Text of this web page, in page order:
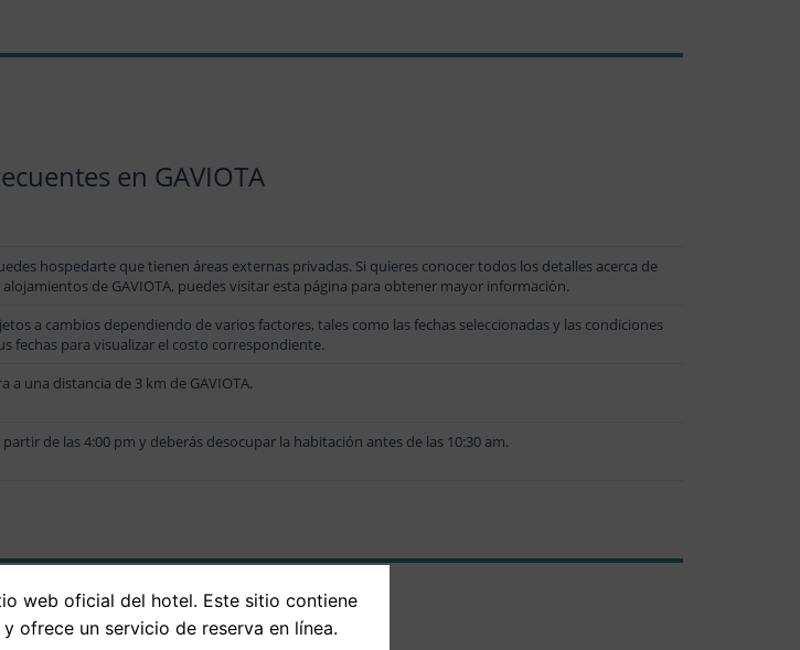
en GAVIOTA
hospedarte que tienen áreas externas privadas. Si quieres conocer todos los detalles acerca de
de GAVIOTA, puedes visitar esta página para obtener mayor información.
a cambios dependiendo de varios factores, tales como las fechas seleccionadas y las condiciones
fechas para visualizar el costo correspondiente.
a una distancia de 3 km de GAVIOTA.
de las 4:00 pm y deberás desocupar la habitación antes de las 10:30 am.
web oficial del hotel. Este sitio contiene
ofrece un servicio de reserva en línea.